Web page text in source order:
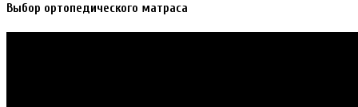
Выбор ортопедического матраса